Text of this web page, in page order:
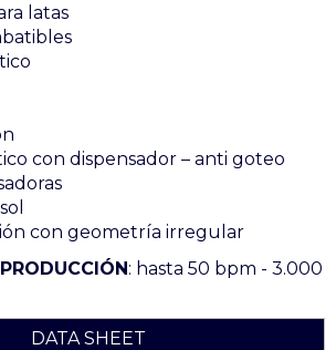
latas
con dispensador – anti goteo
con geometría irregular
: hasta 50 bpm - 3.000
DATA SHEET